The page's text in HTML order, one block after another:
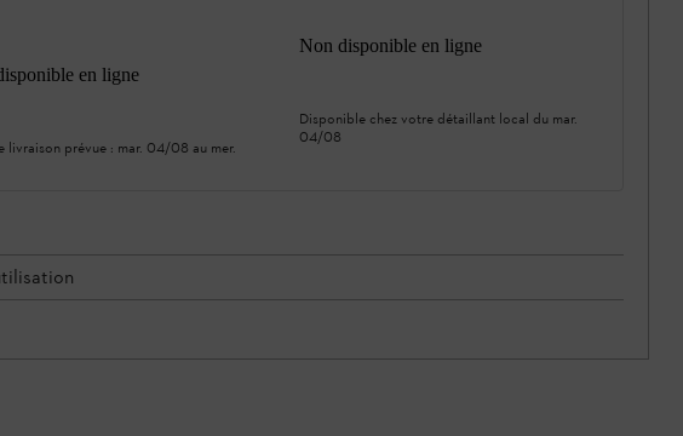
en ligne
livraison prévue : mar. 04/08 au mer.
Non disponible en ligne
Disponible chez votre détaillant local du mar.
04/08